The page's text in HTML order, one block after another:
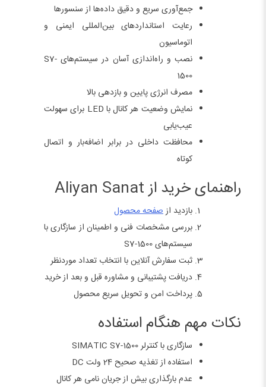
جمع‌آوری سریع و دقیق داده‌ها از سنسورها
رعایت استانداردهای بین‌المللی ایمنی و
اتوماسیون
نصب و راه‌اندازی آسان در سیستم‌های S7-
1500
مصرف انرژی پایین و بازدهی بالا
نمایش وضعیت هر کانال با LED برای سهولت
عیب‌یابی
محافظت داخلی در برابر اضافه‌بار و اتصال
کوتاه
راهنمای خرید از Aliyan Sanat
بازدید ازصفحه محصول
بررسی مشخصات فنی و اطمینان از سازگاری با
سیستم‌های S7-1500
ثبت سفارش آنلاین با انتخاب تعداد موردنظر
دریافت پشتیبانی و مشاوره قبل و بعد از خرید
پرداخت امن و تحویل سریع محصول
نکات مهم هنگام استفاده
سازگاری با کنترلر SIMATIC S7-1500
استفاده از تغذیه صحیح 24 ولت DC
عدم بارگذاری بیش از جریان نامی هر کانال